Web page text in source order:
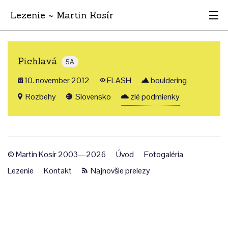
Lezenie ~ Martin Kosír
Najhodnotnejšie
Krajina
Štýl
Pichlavá 5A
10. november 2012 FLASH
bouldering
Rozbehy
Slovensko zlé podmienky
© Martin Kosír 2003—2026 Úvod
Fotogaléria
Lezenie
Kontakt Najnovšie prelezy